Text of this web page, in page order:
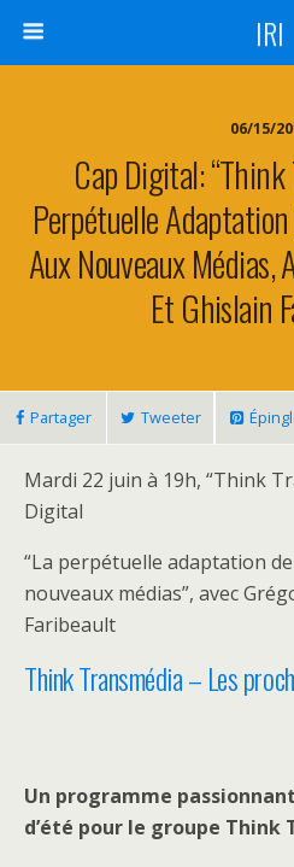
IRI
06/15/
Cap Digital: “Think
Perpétuelle
Aux Nouveaux Médias,
Et Ghislain
Partager Tweeter
Mardi 22 juin à 19h, “Think
Digital
“La perpétuelle adaptation
nouveaux médias”, avec
Faribeault
Think Transmédia – Les
Un programme
d’été pour le groupe Think